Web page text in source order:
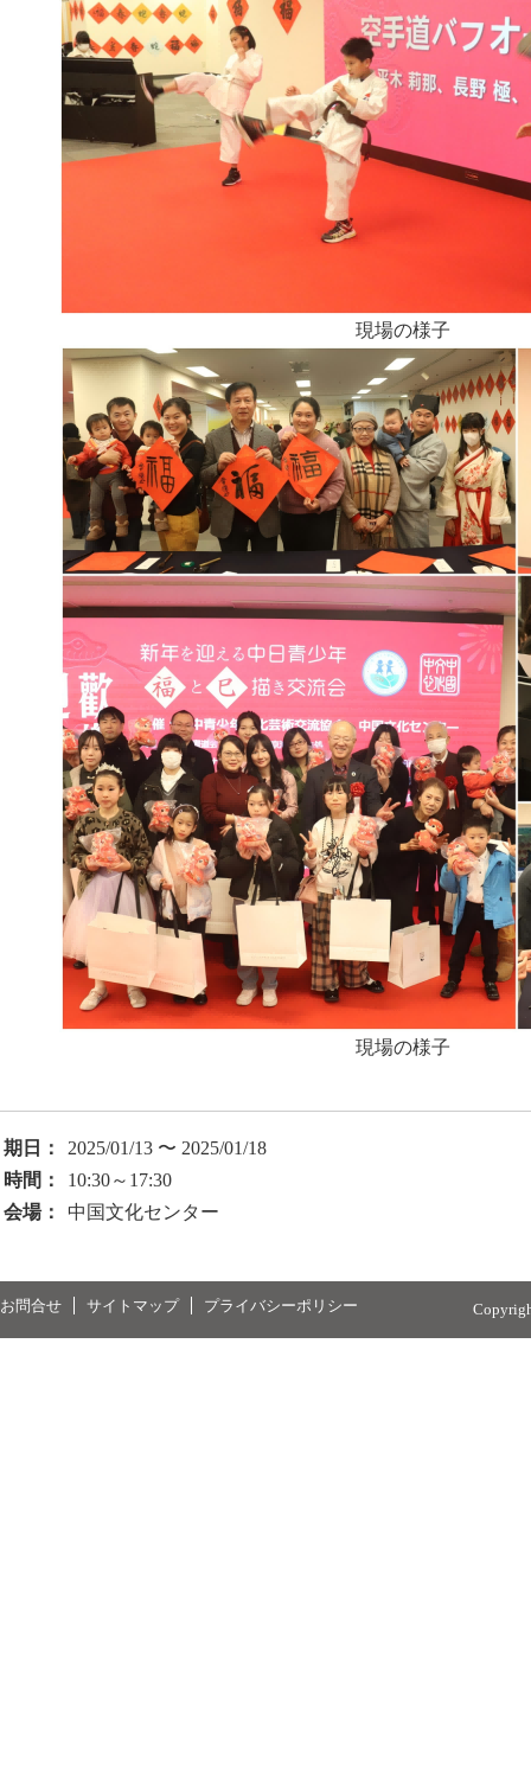
現場の様子
現場の様子
期日：
2025/01/13 〜 2025/01/18
時間：
10:30～17:30
会場：
中国文化センター
お問合せ サイトマップ プライバシーポリシー